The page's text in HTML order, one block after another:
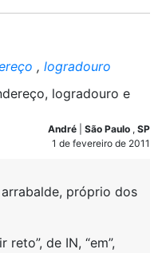
, logradouro
logradouro e
André São Paulo , SP
1 de fevereiro de 2011
arrabalde, próprio dos
reto”, de IN, “em”,